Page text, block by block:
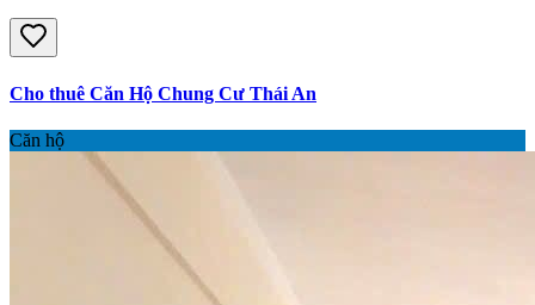
Cho thuê Căn Hộ Chung Cư Thái An
Căn hộ